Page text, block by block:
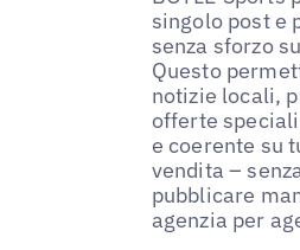
singolo post e
senza sforzo
Questo
notizie locali,
offerte
e coerente su
vendita –
pubblicare
agenzia per